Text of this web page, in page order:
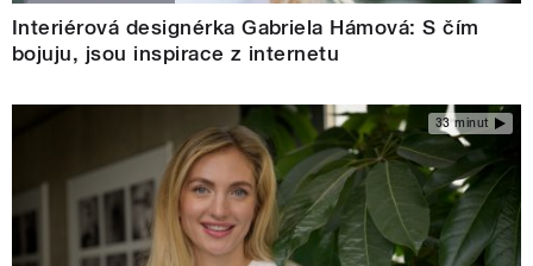
Interiérová designérka Gabriela Hámová: S čím
bojuju, jsou inspirace z internetu
33 minut